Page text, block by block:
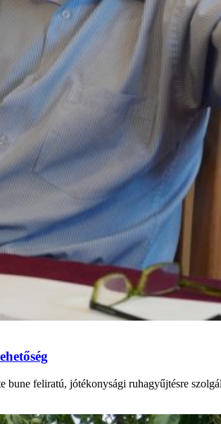
feliratú, jótékonysági ruhagyűjtésre